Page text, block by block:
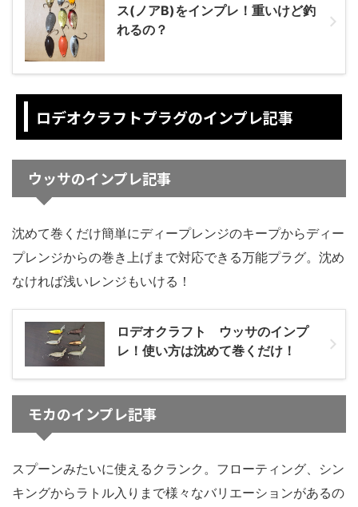
ス(ノアB)をインプレ！重いけど釣
れるの？
ロデオクラフトプラグのインプレ記事
ウッサのインプレ記事
沈めて巻くだけ簡単にディープレンジのキープからディー
プレンジからの巻き上げまで対応できる万能プラグ。沈め
なければ浅いレンジもいける！
ロデオクラフト ウッサのインプ
レ！使い方は沈めて巻くだけ！
モカのインプレ記事
スプーンみたいに使えるクランク。フローティング、シン
キングからラトル入りまで様々なバリエーションがあるの